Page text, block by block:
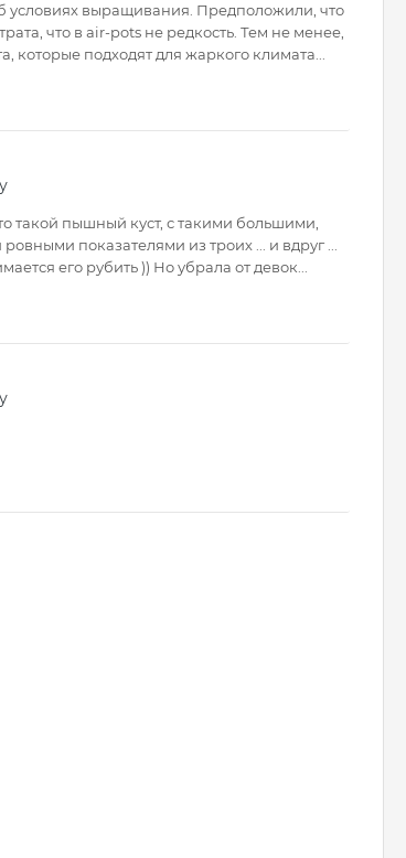
условиях выращивания. Предположили, что
что в air-pots не редкость. Тем не менее,
которые подходят для жаркого климата...
такой пышный куст, с такими большими,
показателями из троих ... и вдруг ...
его рубить )) Но убрала от девок...